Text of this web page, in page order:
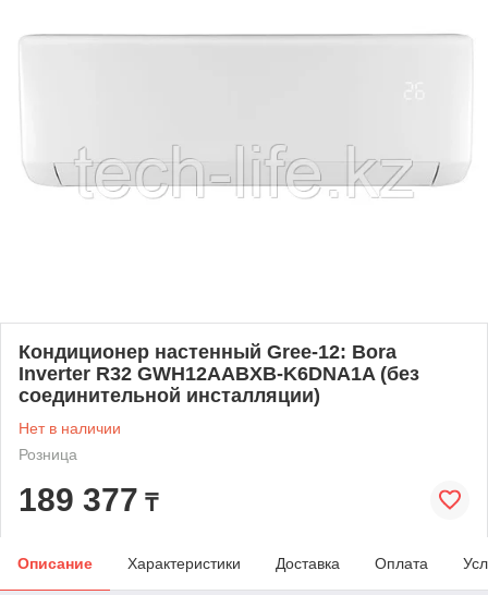
Кондиционер настенный Gree-12: Bora
Inverter R32 GWH12AABXB-K6DNA1A (без
соединительной инсталляции)
Нет в наличии
Розница
189 377 ₸
Описание Характеристики Доставка Оплата